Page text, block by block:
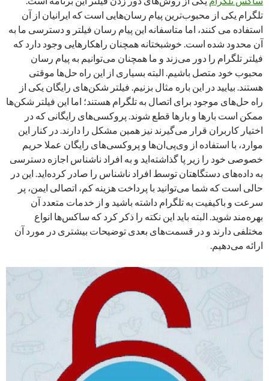
تلگرام یکی از محبوب‌ترین پیام رسان‌هایی است که ایرانیان از آن
استفاده می کنند، اما متاسفانه این پیام رسان فیلتر و دسترسی ما به
آن محدود شده است. خوشبختانه همچنان راهکارهایی وجود دارد که
فیلتر تلگرام را دور می‌زند و ما همچنان می‌توانیم به پیام رسان
محبوب خود متصل باشیم. البته بسیاری از این راه حل‌ها موقتی
هستند. بیایید در این باره مثال بزنیم. فیلتر شکن‌های رایگان یکی از
راه حل‌های موجود برای اتصال به تلگرام هستند؛ اما این فیلتر شکن‌ها
ممکن است بارها و بارها قطع شوند. پروکسی‌های رایگانی که در
اختیار کاربران قرار می‌گیرند نیز همین مشکل را دارند. در کنار این
موارد، با استفاده از وی‌پی‌ان‌ها و پروکسی‌های رایگان عملا حریم
خصوصی خود را زیر پا گذاشته‌اید و به افراد ناشناس اجازه دسترسی
به داده‌های دستگاهتان توسط افراد ناشناس را صادر کرده‌اید. این در
حالی است که شما می‌توانید با پرداخت هزینه کم، اتصالی ایمن، پر
سرعت و باکیفیت به تلگرام داشته باشید و از خدمات متعدد آن
بهره‌مند شوید. البته باید این نکته را ذکر کرد که ساکس‌ها انواع
مختلفی دارند و در قسمت‌های بعدی توضیحات بیشتری در مورد آن
ارائه می‌دهیم.